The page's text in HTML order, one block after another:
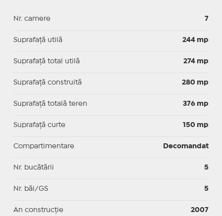
Nr. camere 7
Suprafaţă utilă 244 mp
Suprafaţă total utilă 274 mp
Suprafaţă construită 280 mp
Suprafață totală teren 376 mp
Suprafaţă curte 150 mp
Compartimentare Decomandat
Nr. bucătării 5
Nr. băi/GS 5
An construcție 2007